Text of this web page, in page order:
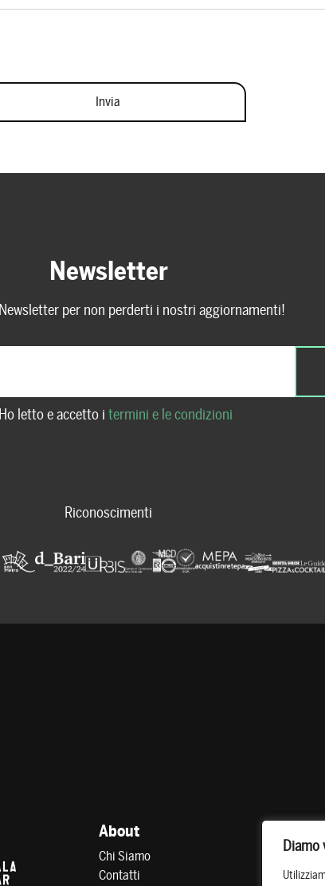
Diamo
Newsletter
per non perderti i nostri aggiornamenti!
letto e accetto i termini e le condizioni
Riconoscimenti
About
Chi Siamo
Contatti